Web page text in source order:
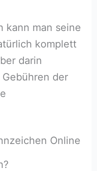
kann man seine
komplett
darin
der
Online